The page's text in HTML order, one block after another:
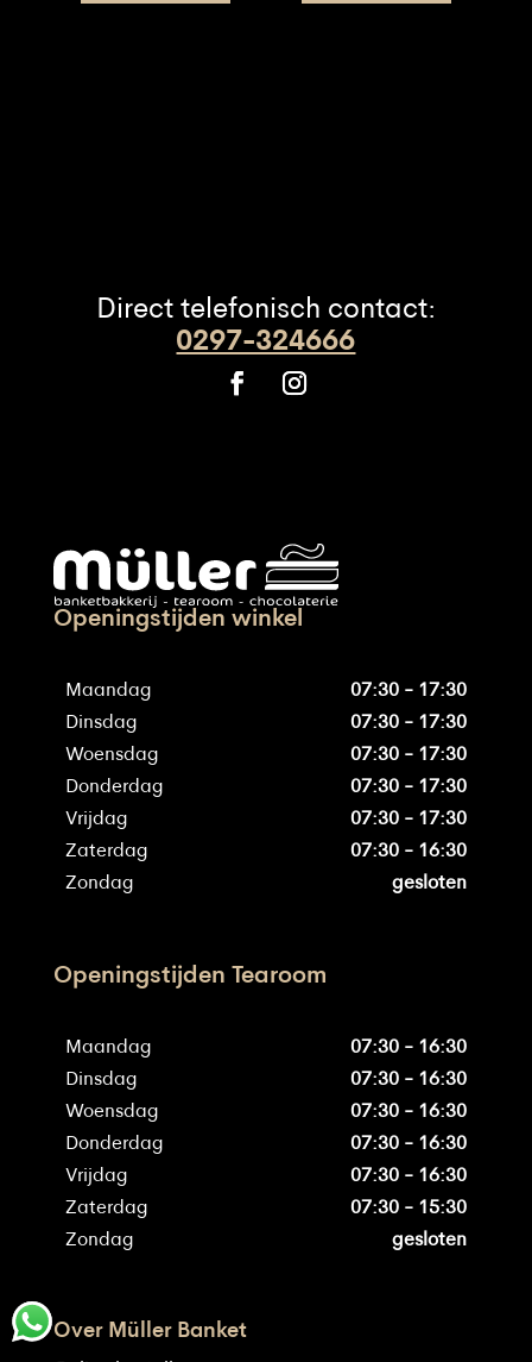
Direct telefonisch contact:
0297-324666
Openingstijden winkel
Maandag
07:30 - 17:30
Dinsdag
07:30 - 17:30
Woensdag
07:30 - 17:30
Donderdag
07:30 - 17:30
Vrijdag
07:30 - 17:30
Zaterdag
07:30 - 16:30
Zondag
gesloten
Openingstijden Tearoom
Maandag
07:30 - 16:30
Dinsdag
07:30 - 16:30
Woensdag
07:30 - 16:30
Donderdag
07:30 - 16:30
Vrijdag
07:30 - 16:30
Zaterdag
07:30 - 15:30
Zondag
gesloten
Over Müller Banket